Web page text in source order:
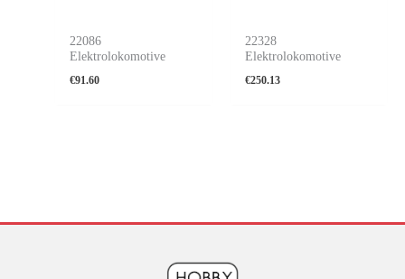
22086
Elektrolokomotive
€91.60
22328
Elektrolokomotive
€250.13